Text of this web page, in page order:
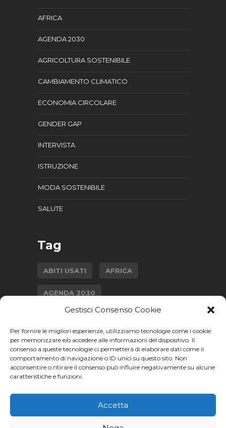
Gestisci Consenso Cookie
Per fornire le migliori esperienze, utilizziamo tecnologie come i cookie
per memorizzare e/o accedere alle informazioni del dispositivo. Il
consenso a queste tecnologie ci permetterà di elaborare dati come il
comportamento di navigazione o ID unici su questo sito. Non
acconsentire o ritirare il consenso può influire negativamente su alcune
caratteristiche e funzioni.
Accetta
AFRICA
AGENDA 2030
AGRICOLTURA SOSTENIBILE
CAMBIAMENTO CLIMATICO
ECONOMIA CIRCOLARE
GENDER GAP
INTERVISTA
ISTRUZIONE
MODA SOSTENIBILE
SALUTE
Tag
ABITI USATI AFRICA
AGENDA 2030
AGRICOLTURA SOSTENIBILE
CAMBIAMENTO CLIMATICO
ECONOMIA CIRCOLARE
MODA SOSTENIBILE